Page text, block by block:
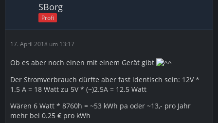
Code
6. System auf den neusten Stand bringen
apt-get update && apt-get upgrade
7. Testen ob keiner der Folgenden Befehle ein Ergebnis
liefert...
SBorg
Profi
17. April 2018 um 13:17
Ob es aber noch einen mit einem Gerät gibt
Der Stromverbrauch dürfte aber fast identisch sein: 12V *
1.5 A = 18 Watt zu 5V * (~)2.5A = 12.5 Watt
Wären 6 Watt * 8760h = ~53 kWh pa oder ~13,- pro Jahr
mehr bei 0.25 € pro kWh